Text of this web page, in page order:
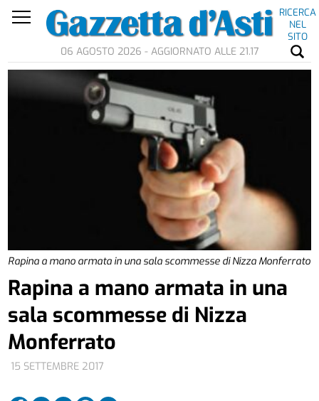
RICERCA
NEL
SITO
06 AGOSTO 2026 - AGGIORNATO ALLE 21.17
Rapina a mano armata in una sala scommesse di Nizza Monferrato
15 SETTEMBRE 2017
Rapina a mano armata in una
sala scommesse di Nizza
Monferrato